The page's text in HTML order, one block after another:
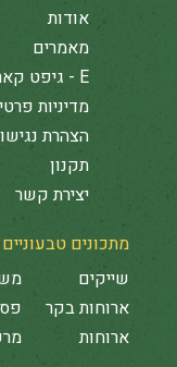
אודות
מאמרים
E - גיפט קארד
מדיניות
הצהרת
תקנון
יצירת קשר
מתכונים טבעוניים
שייקים
ארוחות בקר
ארוחות